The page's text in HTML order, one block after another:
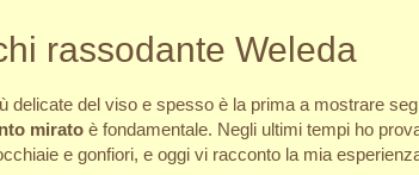
rassodante Weleda
delicate del viso e spesso è la prima a mostrare
mirato è fondamentale. Negli ultimi tempi ho
e gonfiori, e oggi vi racconto la mia